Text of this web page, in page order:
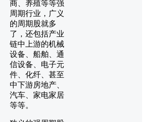
商、养殖等等强
周期行业，广义
的周期股就多
了，还包括产业
链中上游的机械
设备、船舶、通
信设备、电子元
件、化纤、甚至
中下游房地产、
汽车、家电家居
等等。